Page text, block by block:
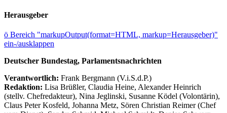
Herausgeber
ö Bereich "markupOutput(format=HTML, markup=Herausgeber)"
ein-/ausklappen
Deutscher Bundestag, Parlamentsnachrichten
Verantwortlich: Frank Bergmann (V.i.S.d.P.)
Redaktion: Lisa Brüßler, Claudia Heine, Alexander Heinrich
(stellv. Chefredakteur), Nina Jeglinski, Susanne Ködel (Volontärin),
Claus Peter Kosfeld, Johanna Metz, Sören Christian Reimer (Chef